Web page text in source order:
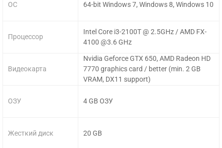
ОС
Процессор
Видеокарта
ОЗУ
Жесткий диск
64-bit Windows 7, Windows 8, Windows 10
Intel Core i3-2100T @ 2.5GHz / AMD FX-
4100 @3.6 GHz
Nvidia Geforce GTX 650, AMD Radeon HD
7770 graphics card / better (min. 2 GB
VRAM, DX11 support)
4 GB ОЗУ
20 GB